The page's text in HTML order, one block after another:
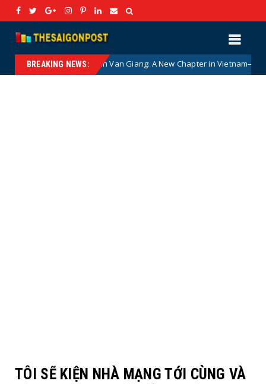
BREAKING NEWS:
Phan Van Giang: A New Chapter in Vietnam–Canada Defence
TÔI SẼ KIỆN NHÀ MẠNG TỚI CÙNG VÀ